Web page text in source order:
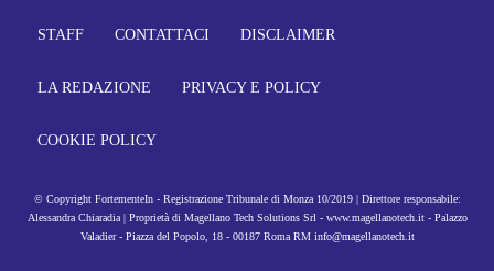
STAFF CONTATTACI DISCLAIMER
LA REDAZIONE PRIVACY E POLICY
COOKIE POLICY
© Copyright FortementeIn - Registrazione Tribunale di Monza 10/2019 | Direttore responsabile:
Alessandra Chiaradia | Proprietà di Magellano Tech Solutions Srl - www.magellanotech.it - Palazzo
Valadier - Piazza del Popolo, 18 - 00187 Roma RM info@magellanotech.it